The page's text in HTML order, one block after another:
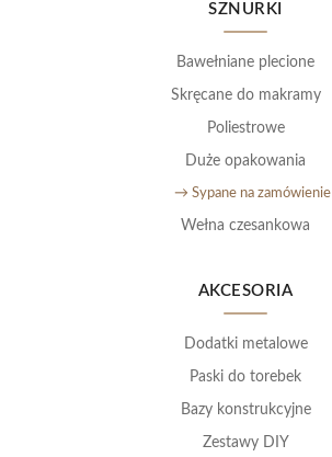
SZNURKI
Bawełniane plecione
Skręcane do makramy
Poliestrowe
Duże opakowania
→ Sypane na zamówienie
Wełna czesankowa
AKCESORIA
Dodatki metalowe
Paski do torebek
Bazy konstrukcyjne
Zestawy DIY